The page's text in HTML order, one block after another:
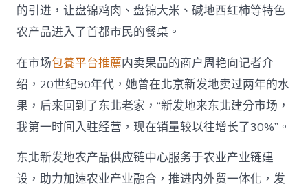
的引进，让盘锦鸡肉、盘锦大米、碱地西红柿等特色
农产品进入了首都市民的餐桌。
在市场包養平台推薦内卖果品的商户周艳向记者介
绍，20世纪90年代，她曾在北京新发地卖过两年的水
果，后来回到了东北老家，“新发地来东北建分市场，
我第一时间入驻经营，现在销量较以往增长了30%”。
东北新发地农产品供应链中心服务于农业产业链建
设，助力加速农业产业融合，推进内外贸一体化，发